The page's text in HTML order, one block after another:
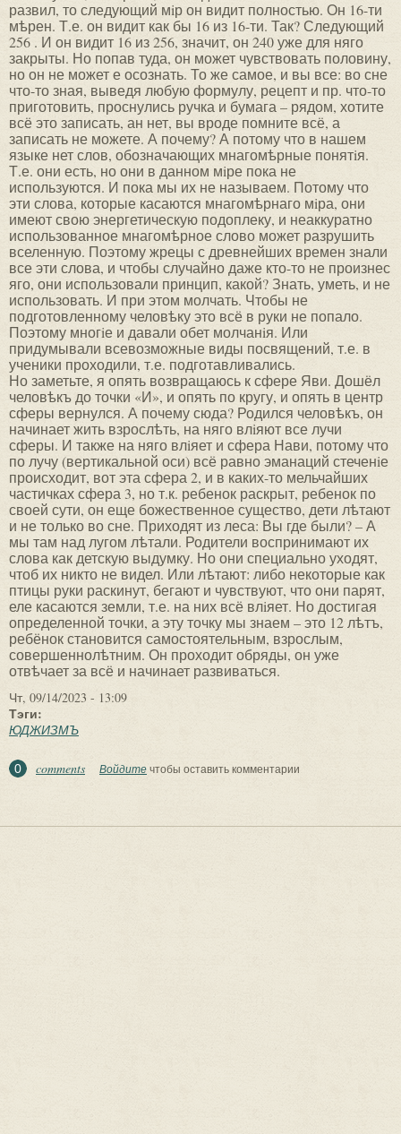
развил, то следующий мiр он видит полностью. Он 16-ти
мѣрен. Т.е. он видит как бы 16 из 16-ти. Так? Следующий
256 . И он видит 16 из 256, значит, он 240 уже для няго
закрыты. Но попав туда, он может чувствовать половину,
но он не может е осознать. То же самое, и вы все: во сне
что-то зная, выведя любую формулу, рецепт и пр. что-то
приготовить, проснулись ручка и бумага – рядом, хотите
всё это записать, ан нет, вы вроде помните всё, а
записать не можете. А почему? А потому что в нашем
языке нет слов, обозначающих мнагомѣрные понятiя.
Т.е. они есть, но они в данном мiре пока не
используются. И пока мы их не называем. Потому что
эти слова, которые касаются мнагомѣрнаго мiра, они
имеют свою энергетическую подоплеку, и неаккуратно
использованное мнагомѣрное слово может разрушить
вселенную. Поэтому жрецы с древнейших времен знали
все эти слова, и чтобы случайно даже кто-то не произнес
яго, они использовали принцип, какой? Знать, уметь, и не
использовать. И при этом молчать. Чтобы не
подготовленному человѣку это всё в руки не попало.
Поэтому многiе и давали обет молчанiя. Или
придумывали всевозможные виды посвящений, т.е. в
ученики проходили, т.е. подготавливались.
Но заметьте, я опять возвращаюсь к сфере Яви. Дошёл
человѣкъ до точки «И», и опять по кругу, и опять в центр
сферы вернулся. А почему сюда? Родился человѣкъ, он
начинает жить взрослѣть, на няго влiяют все лучи
сферы. И также на няго влiяет и сфера Нави, потому что
по лучу (вертикальной оси) всё равно эманаций стеченiе
происходит, вот эта сфера 2, и в каких-то мельчайших
частичках сфера 3, но т.к. ребенок раскрыт, ребенок по
своей сути, он еще божественное существо, дети лѣтают
и не только во сне. Приходят из леса: Вы где были? – А
мы там над лугом лѣтали. Родители воспринимают их
слова как детскую выдумку. Но они специально уходят,
чтоб их никто не видел. Или лѣтают: либо некоторые как
птицы руки раскинут, бегают и чувствуют, что они парят,
еле касаются земли, т.е. на них всё влiяет. Но достигая
определенной точки, а эту точку мы знаем – это 12 лѣтъ,
ребёнок становится самостоятельным, взрослым,
совершеннолѣтним. Он проходит обряды, он уже
отвѣчает за всё и начинает развиваться.
Чт, 09/14/2023 - 13:09
Тэги:
ЮДЖИЗМЪ
0 comments Войдитечтобы оставить комментарии